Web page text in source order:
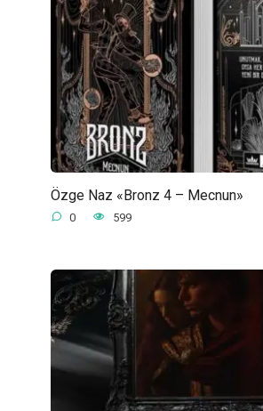
Özge Naz «Bronz 4 – Mecnun»
0 599